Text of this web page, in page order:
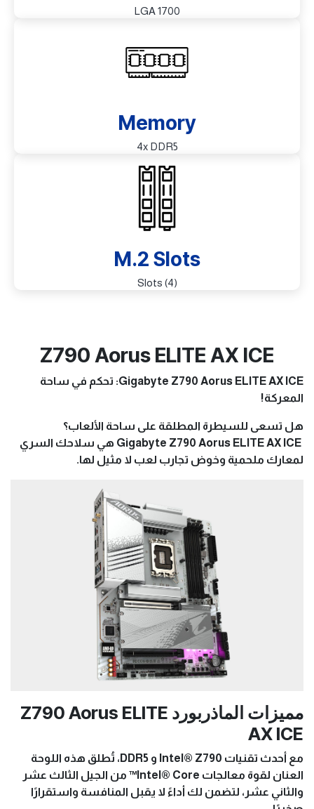
LGA 1700
Memory
4x DDR5
M.2 Slots
(4) Slots
Z790 Aorus ELITE AX ICE
Gigabyte Z790 Aorus ELITE AX ICE: تحكم في ساحة
المعركة!
هل تسعى للسيطرة المطلقة على ساحة الألعاب؟
Gigabyte Z790 Aorus ELITE AX ICE هي سلاحك السري
لمعارك ملحمية وخوض تجارب لعب لا مثيل لها.
مميزات الماذربورد Z790 Aorus ELITE
AX ICE
مع أحدث تقنيات Intel® Z790 و DDR5، تُطلق هذه اللوحة
العنان لقوة معالجات Intel® Core™ من الجيل الثالث عشر
والثاني عشر، لتضمن لك أداءً لا يقبل المنافسة واستقرارًا